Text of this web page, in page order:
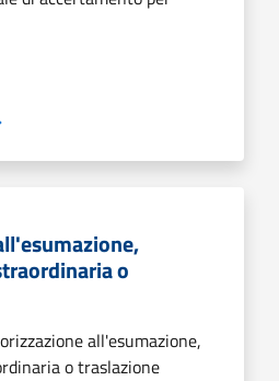
o
all'esumazione,
o traslazione